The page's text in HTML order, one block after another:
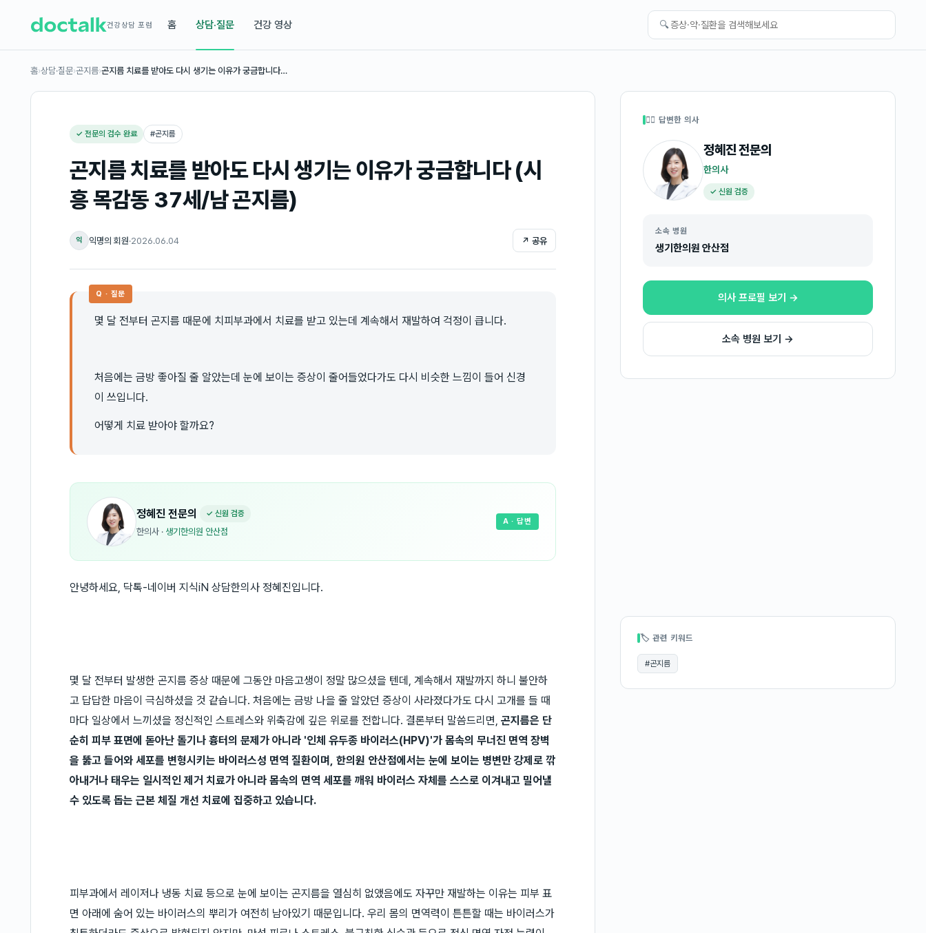
건강상담 포럼 홈 상담·질문 건강 영상 🔍
홈›상담·질문›곤지름›곤지름 치료를 받아도 다시 생기는 이유가 궁금합니다…
✓ 전문의 검수 완료 #곤지름
곤지름 치료를 받아도 다시 생기는 이유가 궁금합니다 (시
흥 목감동 37세/남 곤지름)
익 익명의 회원·2026.06.04 ↗ 공유
Q · 질문
몇 달 전부터 곤지름 때문에 치피부과에서 치료를 받고 있는데 계속해서 재발하여 걱정이 큽니다.
처음에는 금방 좋아질 줄 알았는데 눈에 보이는 증상이 줄어들었다가도 다시 비슷한 느낌이 들어 신경
이 쓰입니다.
어떻게 치료 받아야 할까요?
정혜진 전문의 ✓ 신원 검증
한의사 · 생기한의원 안산점
A · 답변
안녕하세요, 닥톡-네이버 지식iN 상담한의사 정혜진입니다.
몇 달 전부터 발생한 곤지름 증상 때문에 그동안 마음고생이 정말 많으셨을 텐데, 계속해서 재발까지 하니 불안하
고 답답한 마음이 극심하셨을 것 같습니다. 처음에는 금방 나을 줄 알았던 증상이 사라졌다가도 다시 고개를 들 때
마다 일상에서 느끼셨을 정신적인 스트레스와 위축감에 깊은 위로를 전합니다. 결론부터 말씀드리면, 곤지름은 단
순히 피부 표면에 돋아난 돌기나 흉터의 문제가 아니라 '인체 유두종 바이러스(HPV)'가 몸속의 무너진 면역 장벽
을 뚫고 들어와 세포를 변형시키는 바이러스성 면역 질환이며, 한의원 안산점에서는 눈에 보이는 병변만 강제로 깎
아내거나 태우는 일시적인 제거 치료가 아니라 몸속의 면역 세포를 깨워 바이러스 자체를 스스로 이겨내고 밀어낼
수 있도록 돕는 근본 체질 개선 치료에 집중하고 있습니다.
피부과에서 레이저나 냉동 치료 등으로 눈에 보이는 곤지름을 열심히 없앴음에도 자꾸만 재발하는 이유는 피부 표
면 아래에 숨어 있는 바이러스의 뿌리가 여전히 남아있기 때문입니다. 우리 몸의 면역력이 튼튼할 때는 바이러스가
👩‍⚕️ 답변한 의사
정혜진전문의
한의사
✓ 신원 검증
소속 병원
생기한의원 안산점
의사 프로필 보기 →
소속 병원 보기 →
🏷 관련 키워드
#곤지름